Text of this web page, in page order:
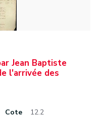
Jean Baptiste
l'arrivée des
Cote 12.2